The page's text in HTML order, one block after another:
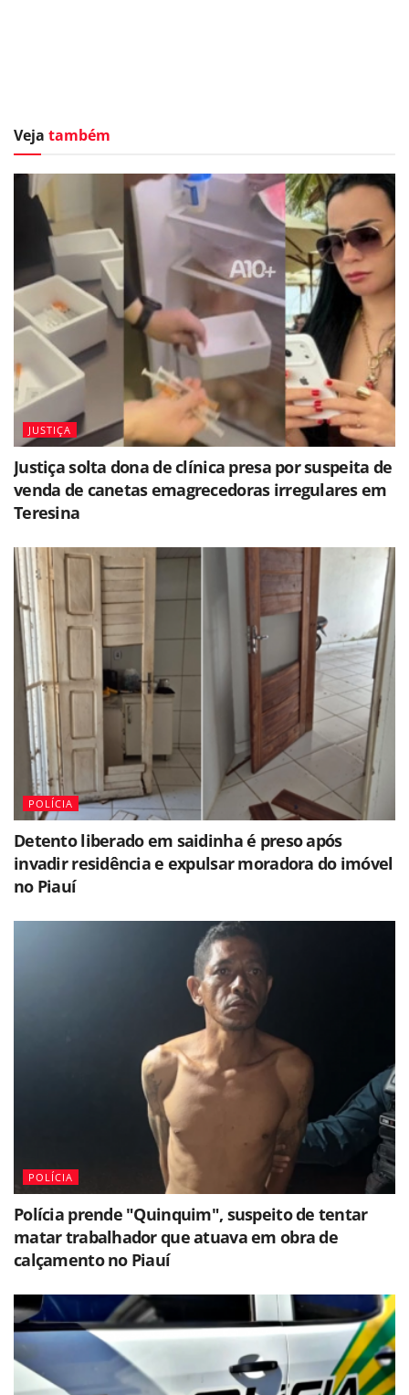
Veja também
JUSTIÇA
Justiça solta dona de clínica presa por suspeita de
venda de canetas emagrecedoras irregulares em
Teresina
POLÍCIA
Detento liberado em saidinha é preso após
invadir residência e expulsar moradora do imóvel
no Piauí
POLÍCIA
Polícia prende "Quinquim", suspeito de tentar
matar trabalhador que atuava em obra de
calçamento no Piauí